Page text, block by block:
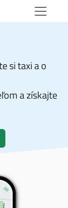
si taxi a o
a získajte